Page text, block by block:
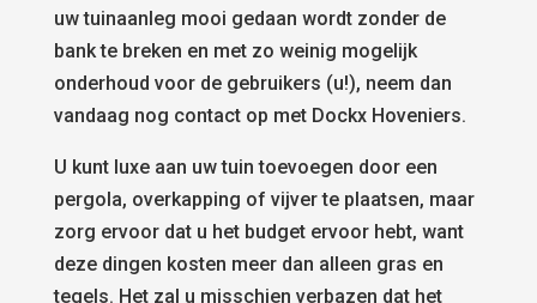
uw tuinaanleg mooi gedaan wordt zonder de
bank te breken en met zo weinig mogelijk
onderhoud voor de gebruikers (u!), neem dan
vandaag nog contact op met Dockx Hoveniers.
U kunt luxe aan uw tuin toevoegen door een
pergola, overkapping of vijver te plaatsen, maar
zorg ervoor dat u het budget ervoor hebt, want
deze dingen kosten meer dan alleen gras en
tegels. Het zal u misschien verbazen dat het